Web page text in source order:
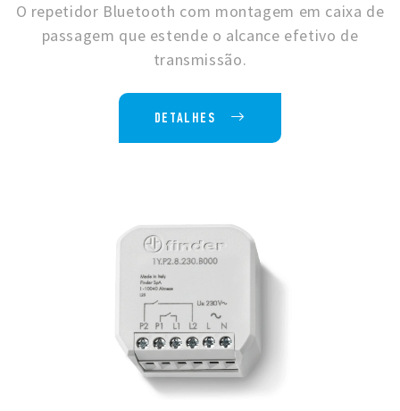
O repetidor Bluetooth com montagem em caixa de
passagem que estende o alcance efetivo de
transmissão.
DETALHES